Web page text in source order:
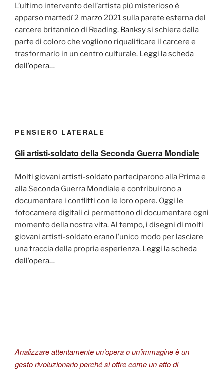
L’ultimo intervento dell’artista più misterioso è
apparso martedì 2 marzo 2021 sulla parete esterna del
carcere britannico di Reading. Banksysi schiera dalla
parte di coloro che vogliono riqualificare il carcere e
trasformarlo in un centro culturale. Leggi la scheda
dell’opera…
PENSIERO LATERALE
Gli artisti-soldato della Seconda Guerra Mondiale
Molti giovani artisti-soldato parteciparono alla Prima e
alla Seconda Guerra Mondiale e contribuirono a
documentare i conflitti con le loro opere. Oggi le
fotocamere digitali ci permettono di documentare ogni
momento della nostra vita. Al tempo, i disegni di molti
giovani artisti-soldato erano l’unico modo per lasciare
una traccia della propria esperienza. Leggi la scheda
dell’opera…
Analizzare attentamente un’opera o un’immagine è un
gesto rivoluzionario perché si offre come un atto di